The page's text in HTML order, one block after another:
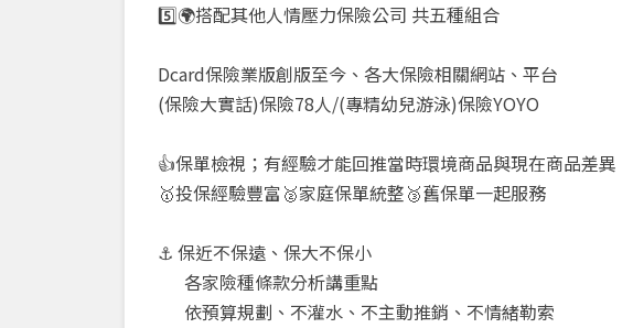
5️⃣🌍搭配其他人情壓力保險公司 共五種組合
Dcard保險業版創版至今、各大保險相關網站、平台
(保險大實話)保險78人/(專精幼兒游泳)保險YOYO
👍保單檢視；有經驗才能回推當時環境商品與現在商品差異
🥇投保經驗豐富🥈家庭保單統整🥉舊保單一起服務
⚓ 保近不保遠、保大不保小
各家險種條款分析講重點
依預算規劃、不灌水、不主動推銷、不情緒勒索